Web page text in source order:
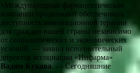
«Международные фармацевтические
компании продолжают обеспечивать
доступность инновационной терапии
для граждан нашей страны независимо
от геополитических и экономических
условий, — заявил исполнительный
директор ассоциации «Инфарма»
Вадим Кукава. — Сегодняшние